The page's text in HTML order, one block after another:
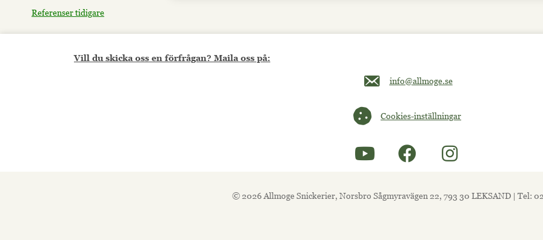
Referenser tidigare
Vill du skicka oss en förfrågan? Maila oss på:
Maila oss på info@allmoge.se
info@allmoge.se
Cookies-inställningar
Cookies-inställningar
© 2026 Allmoge Snickerier, Norsbro Sågmyravägen 22, 793 30 LEKSAND | Tel: